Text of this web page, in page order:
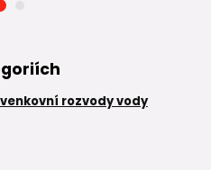
rozvody vody